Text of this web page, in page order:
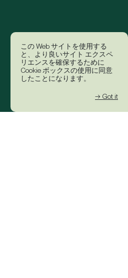
この Web サイトを使用する
と、より良いサイト エクスペ
リエンスを確保するために
Cookie ボックスの使用に同意
したことになります。
→ Got it